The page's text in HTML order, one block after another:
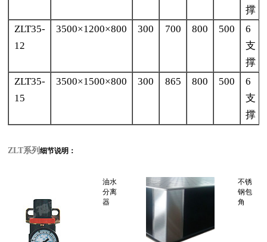
撑
ZLT35-
12
3500×1200×800 300 700 800 500
6
支
撑
ZLT35-
15
3500×1500×800 300 865 800 500
6
支
撑
ZLT系列细节说明：
油水
分离
器
不锈
钢包
角